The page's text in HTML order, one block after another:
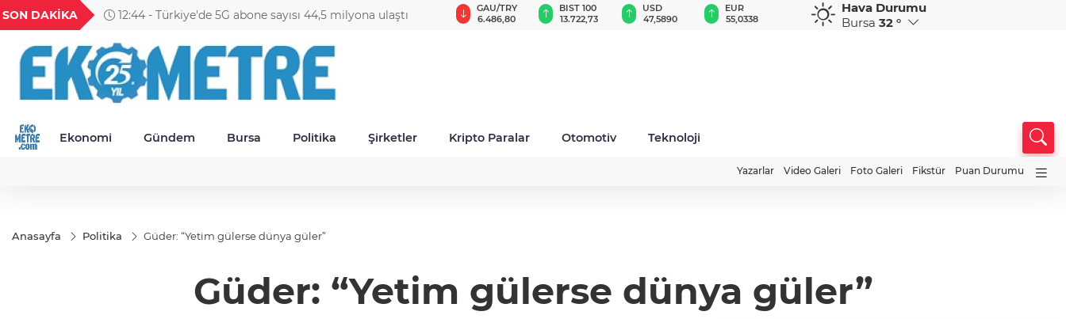
SON DAKİKA 11:09 - BNP Paribas Cardif Türkiye'de üst düzey atama
18,1985
TND
16,2309
BGN
28,0626
VND
0,0018
6.486,80
BIST 100
13.722,73
USD
47,5890
EUR
55,0338
GBP
64,2340
CHF
58,7519
CAD
33,9412
Hava Durumu
Bursa 32 °
Ekonomi Gündem Bursa Politika Şirketler Kripto Paralar Otomotiv Teknoloji
Yazarlar Video Galeri Foto Galeri Fikstür Puan Durumu
Anasayfa Politika Güder: “Yetim gülerse dünya güler”
Güder: “Yetim gülerse dünya güler”